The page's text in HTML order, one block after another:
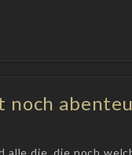
noch
alle die, die noch